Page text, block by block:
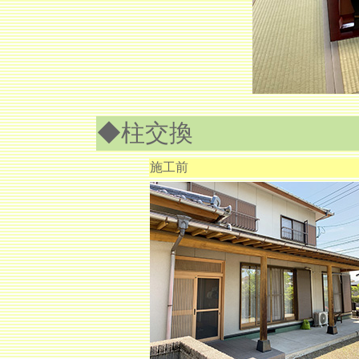
◆柱交換
施工前